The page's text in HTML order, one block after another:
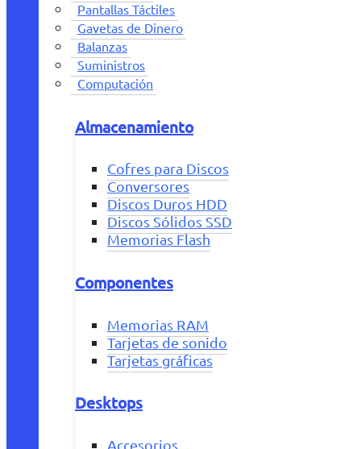
Pantallas Táctiles
Gavetas de Dinero
Balanzas
Suministros
Computación
Almacenamiento
Cofres para Discos
Conversores
Discos Duros HDD
Discos Sólidos SSD
Memorias Flash
Componentes
Memorias RAM
Tarjetas de sonido
Tarjetas gráficas
Desktops
Accesorios